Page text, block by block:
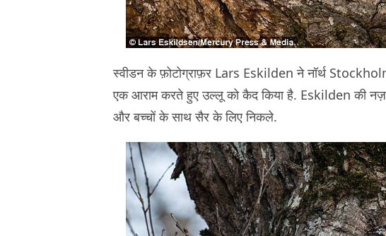
स्वीडन के फ़ोटोग्राफ़र Lars Eskilden ने नॉर्थ
एक आराम करते हुए उल्लू को कैद किया है. Eskilden की
और बच्चों के साथ सैर के लिए निकले.